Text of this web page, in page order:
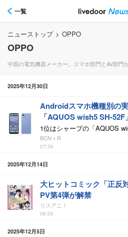
一覧
ニューストップ > OPPO
OPPO
中国の電気機器メーカー。スマホ部門とAV部門が
2025年12月30日
Androidスマホ機種別の
「AQUOS wish5 SH-52F」
1位はシャープの「AQUOS
BCN＋R
07:30
2025年12月14日
大ヒットコミック「正反
PV第4弾が解禁
リスアニ！
08:00
2025年12月5日